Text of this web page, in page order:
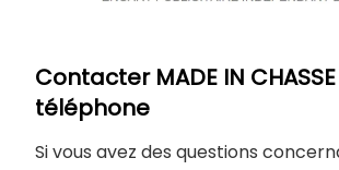
Contacter MADE IN
téléphone
Si vous avez des questions